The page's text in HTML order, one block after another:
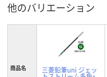
他のバリエーション
商品名 三菱鉛筆uni ジェッ